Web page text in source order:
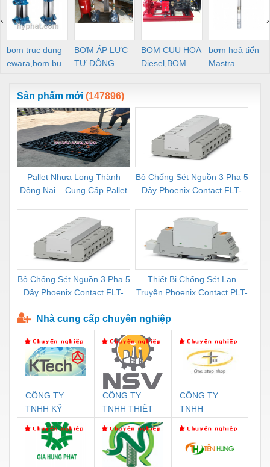
bom truc dung
ewara,bom bu
BƠM ÁP LỰC
TỰ ĐỘNG
BOM CUU HOA
Diesel,BOM
bơm hoả tiển
Mastra
‹ ›
Sản phẩm mới (147896)
Pallet Nhựa Long Thành
Đồng Nai – Cung Cấp Pallet
Bộ Chống Sét Nguồn 3 Pha 5
Dây Phoenix Contact FLT-
2909589
Bộ Chống Sét Nguồn 3 Pha 5
Dây Phoenix Contact FLT-
2908264
Thiết Bị Chống Sét Lan
Truyền Phoenix Contact PLT-
Nhà cung cấp chuyên nghiệp
CÔNG TY
TNHH KỸ
THUẬT KTECH
VIỆT NAM
CÔNG TY
TNHH THIẾT
BỊ CÔNG
NGHIỆP
NIHON
SETSUBI VIỆT
CÔNG TY
TNHH
NAM